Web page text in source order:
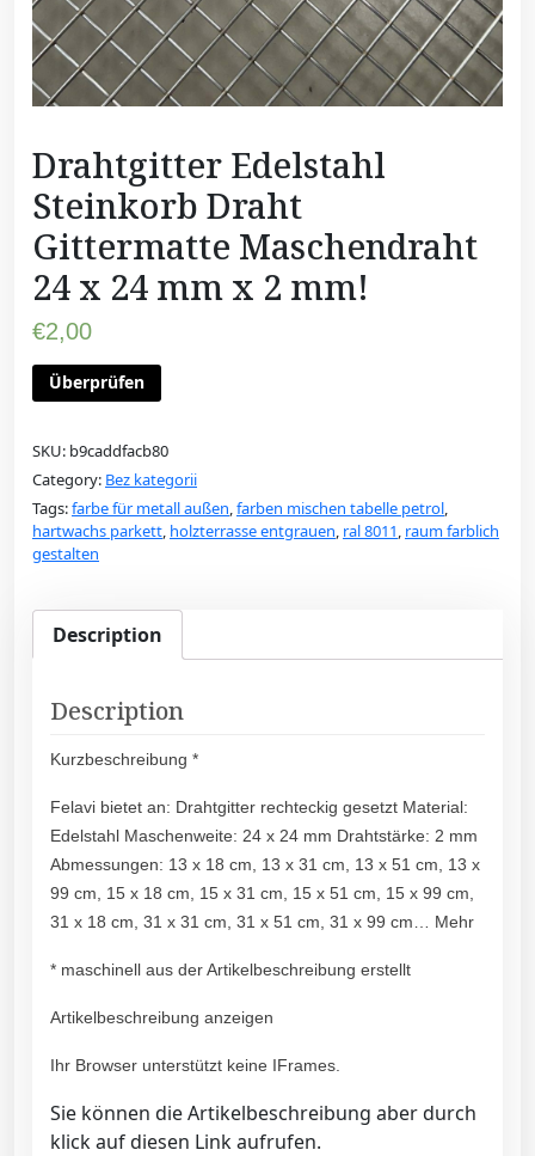
Drahtgitter Edelstahl
Steinkorb Draht
Gittermatte Maschendraht
24 x 24 mm x 2 mm!
€2,00
Überprüfen
SKU: b9caddfacb80
Category: Bez kategorii
Tags:farbe für metall außen,farben mischen tabelle petrol,
hartwachs parkett, holzterrasse entgrauen, ral 8011, raum farblich
gestalten
Description
Description
Kurzbeschreibung *
Felavi bietet an: Drahtgitter rechteckig gesetzt Material:
Edelstahl Maschenweite: 24 x 24 mm Drahtstärke: 2 mm
Abmessungen: 13 x 18 cm, 13 x 31 cm, 13 x 51 cm, 13 x
99 cm, 15 x 18 cm, 15 x 31 cm, 15 x 51 cm, 15 x 99 cm,
31 x 18 cm, 31 x 31 cm, 31 x 51 cm, 31 x 99 cm… Mehr
* maschinell aus der Artikelbeschreibung erstellt
Artikelbeschreibung anzeigen
Ihr Browser unterstützt keine IFrames.
Sie können die Artikelbeschreibung aber durch
klick auf diesen Link aufrufen.